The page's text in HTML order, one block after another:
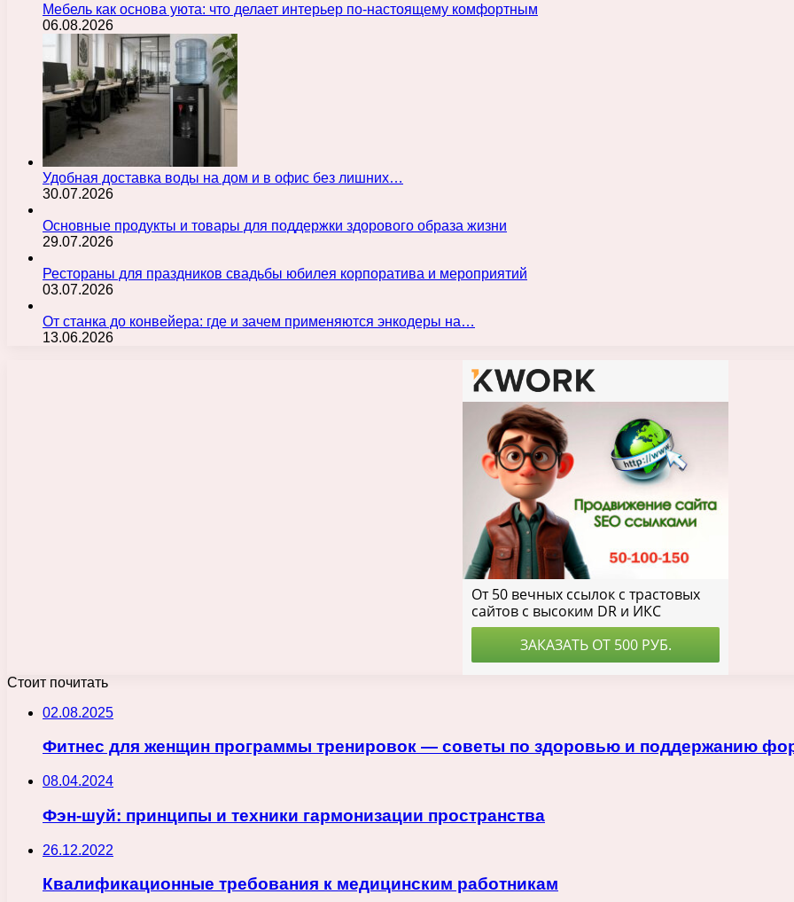
Мебель как основа уюта: что делает интерьер по-настоящему комфортным
06.08.2026
Удобная доставка воды на дом и в офис без лишних…
30.07.2026
Основные продукты и товары для поддержки здорового образа жизни
29.07.2026
Рестораны для праздников свадьбы юбилея корпоратива и мероприятий
03.07.2026
От станка до конвейера: где и зачем применяются энкодеры на…
13.06.2026
Стоит почитать
02.08.2025
Фитнес для женщин программы тренировок — советы по здоровью и поддержанию
08.04.2024
Фэн-шуй: принципы и техники гармонизации пространства
26.12.2022
Квалификационные требования к медицинским работникам